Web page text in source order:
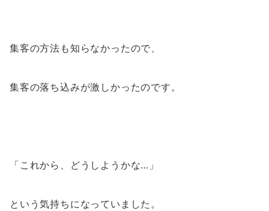
集客の方法も知らなかったので、
集客の落ち込みが激しかったのです。
「これから、どうしようかな…」
という気持ちになっていました。